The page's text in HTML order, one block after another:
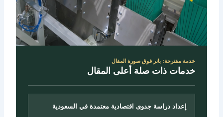
خدمة مقترحة: بانر فوق صورة المقال
خدمات ذات صلة أعلى المقال
إعداد دراسة جدوى اقتصادية معتمدة في السعودية